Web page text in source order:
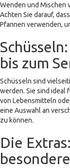
Wenden und Mischen
Achten Sie darauf,
Pfannen verwenden,
bis zum
Schüsseln sind
werden. Sie sind ideal
von Lebensmitteln
eine Auswahl an
zu können.
Die